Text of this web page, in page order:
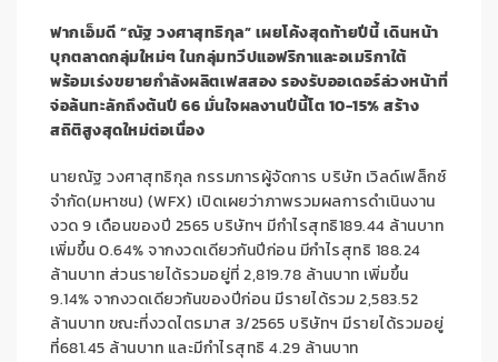
ฟากเอ็มดี “ณัฐ วงศาสุทธิกุล” เผยโค้งสุดท้ายปีนี้ เดินหน้า
บุกตลาดกลุ่มใหม่ๆ ในกลุ่มทวีปแอฟริกาและอเมริกาใต้
พร้อมเร่งขยายกำลังผลิตเฟสสอง รองรับออเดอร์ล่วงหน้าที่
จ่อล้นทะลักถึงต้นปี 66 มั่นใจผลงานปีนี้โต 10-15% สร้าง
สถิติสูงสุดใหม่ต่อเนื่อง
นายณัฐ วงศาสุทธิกุล กรรมการผู้จัดการ บริษัท เวิลด์เฟล็กซ์
จำกัด(มหาชน) (WFX) เปิดเผยว่าภาพรวมผลการดำเนินงาน
งวด 9 เดือนของปี 2565 บริษัทฯ มีกำไรสุทธิ189.44 ล้านบาท
เพิ่มขึ้น 0.64% จากงวดเดียวกันปีก่อน มีกำไรสุทธิ 188.24
ล้านบาท ส่วนรายได้รวมอยู่ที่ 2,819.78 ล้านบาท เพิ่มขึ้น
9.14% จากงวดเดียวกันของปีก่อน มีรายได้รวม 2,583.52
ล้านบาท ขณะที่งวดไตรมาส 3/2565 บริษัทฯ มีรายได้รวมอยู่
ที่681.45 ล้านบาท และมีกำไรสุทธิ 4.29 ล้านบาท